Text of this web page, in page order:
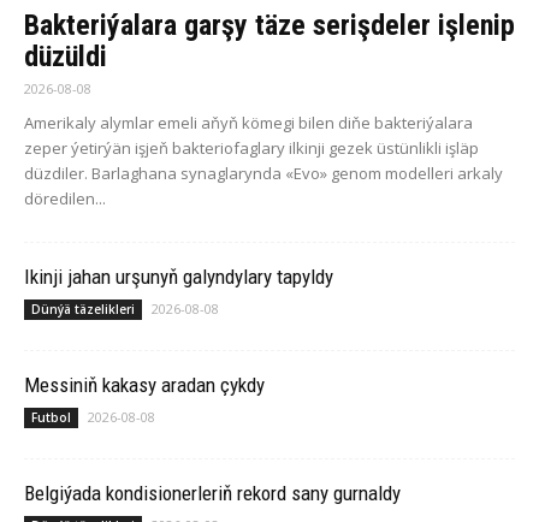
Bakteriýalara garşy täze serişdeler işlenip
düzüldi
2026-08-08
Amerikaly alymlar emeli aňyň kömegi bilen diňe bakteriýalara
zeper ýetirýän işjeň bakteriofaglary ilkinji gezek üstünlikli işläp
düzdiler. Barlaghana synaglarynda «Evo» genom modelleri arkaly
döredilen...
Ikinji jahan urşunyň galyndylary tapyldy
Dünýä täzelikleri 2026-08-08
Messiniň kakasy aradan çykdy
Futbol 2026-08-08
Belgiýada kondisionerleriň rekord sany gurnaldy